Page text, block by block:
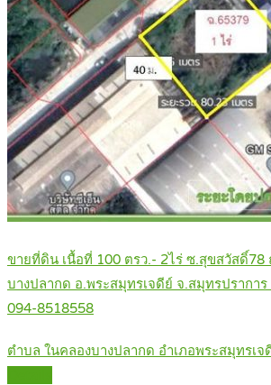
ขายที่ดิน เนื้อที่ 100 ตรว.- 2ไร่ ซ.สุขสวัสดิ์78
บางปลากด อ.พระสมุทรเจดีย์ จ.สมุทรปรากา
094-8518558
ตำบล ในคลองบางปลากด อำเภอพระสมุทรเ